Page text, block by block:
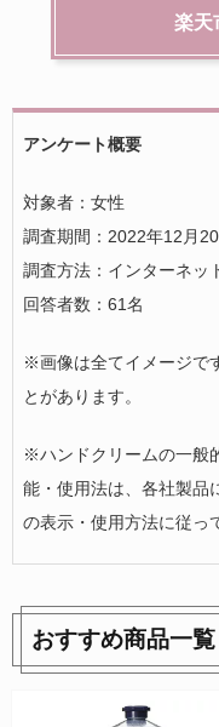
楽天
アンケート概要
対象者：女性
調査期間：2022年12月
調査方法：インターネッ
回答者数：61名
※画像は全てイメージで
とがあります。
※ハンドクリームの一般
能・使用法は、各社製品
の表示・使用方法に従っ
おすすめ商品一覧